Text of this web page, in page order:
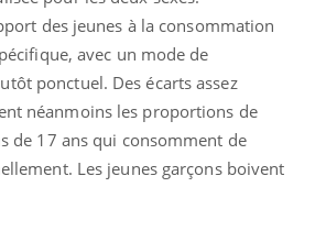
des jeunes à la consommation
avec un mode de
ponctuel. Des écarts assez
néanmoins les proportions de
de 17 ans qui consomment de
Les jeunes garçons boivent